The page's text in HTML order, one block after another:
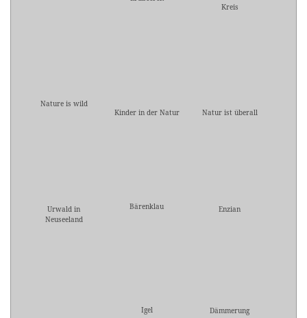
Kreis
Nature is wild
Kinder in der Natur
Natur ist überall
Urwald in
Neuseeland
Bärenklau Enzian
Igel Dämmerung